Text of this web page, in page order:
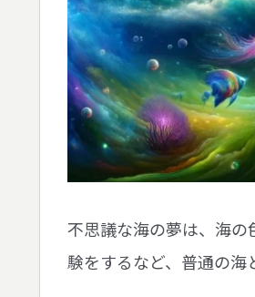
不思議な海の夢は、海
験をするなど、普通の海